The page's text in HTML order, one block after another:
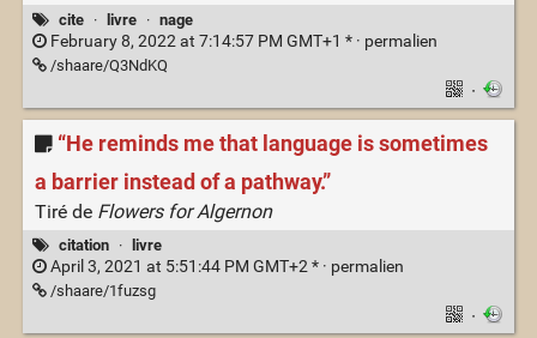
cite · livre · nage
February 8, 2022 at 7:14:57 PM GMT+1 * · permalien
/shaare/Q3NdKQ
·
“He reminds me that language is sometimes
a barrier instead of a pathway.”
Tiré de Flowers for Algernon
citation · livre
April 3, 2021 at 5:51:44 PM GMT+2 * · permalien
/shaare/1fuzsg
·